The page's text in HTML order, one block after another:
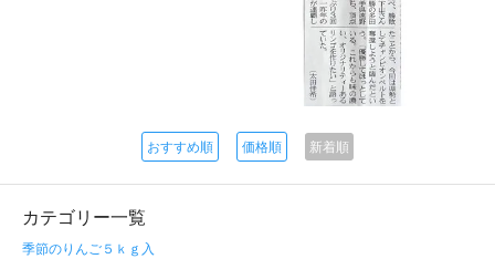
おすすめ順 価格順 新着順
カテゴリー一覧
季節のりんご５ｋｇ入